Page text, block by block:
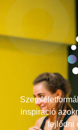
inspiráció
fejlődni